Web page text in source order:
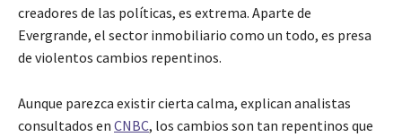
creadores de las políticas, es extrema. Aparte de
Evergrande, el sector inmobiliario como un todo, es presa
de violentos cambios repentinos.
Aunque parezca existir cierta calma, explican analistas
consultados en CNBC, los cambios son tan repentinos que